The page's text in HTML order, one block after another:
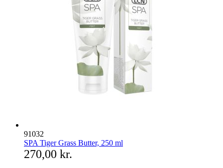
91032
SPA Tiger Grass Butter, 250 ml
270,00 kr.